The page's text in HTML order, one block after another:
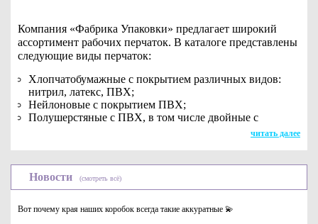
Компания «Фабрика Упаковки» предлагает широкий
ассортимент рабочих перчаток. В каталоге представлены
следующие виды перчаток:
Хлопчатобумажные с покрытием различных видов:
нитрил, латекс, ПВХ;
Нейлоновые с покрытием ПВХ;
Полушерстяные с ПВХ, в том числе двойные с
читать далее
Новости (смотреть всё)
Вот почему края наших коробок всегда такие аккуратные 💫